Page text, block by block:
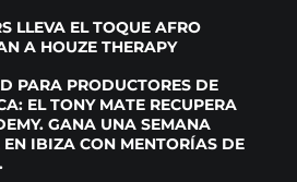
LLEVA EL TOQUE AFRO
A HOUZE THERAPY
PARA PRODUCTORES DE
EL TONY MATE RECUPERA
GANA UNA SEMANA
IBIZA CON MENTORÍAS DE